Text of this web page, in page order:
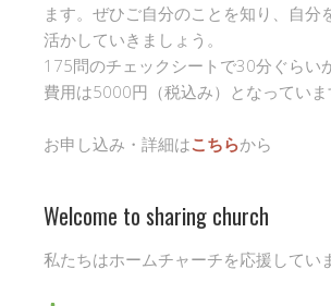
ます。ぜひご自分のことを知り、自分
活かしていきましょう。
175問のチェックシートで30分ぐらい
費用は5000円（税込み）となっていま
お申し込み・詳細はこちらから
Welcome to sharing church
私たちはホームチャーチを応援してい